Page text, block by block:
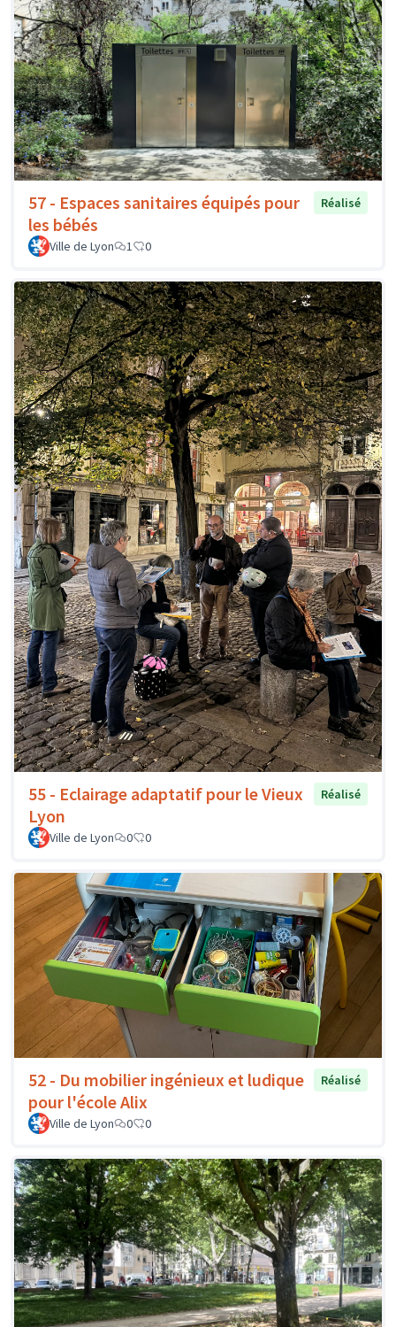
57 - Espaces sanitaires équipés pour
les bébés
Réalisé
Ville de Lyon 1 0
55 - Eclairage adaptatif pour le Vieux
Lyon
Réalisé
Ville de Lyon 0 0
52 - Du mobilier ingénieux et ludique
pour l'école Alix
Réalisé
Ville de Lyon 0 0